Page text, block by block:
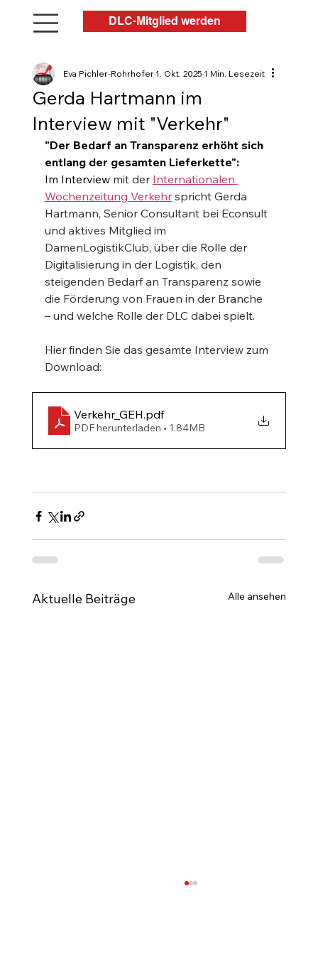
DLC-Mitglied werden
Gerda Hartmann im
Interview mit "Verkehr"
Eva Pichler-Rohrhofer1. Okt. 20251 Min. Lesezeit
"Der Bedarf an Transparenz erhöht sich
entlang der gesamten Lieferkette":
Im Interview mit der Internationalen
Wochenzeitung Verkehr spricht Gerda
Hartmann, Senior Consultant bei Econsult
und aktives Mitglied im
DamenLogistikClub, über die Rolle der
Digitalisierung in der Logistik, den
steigenden Bedarf an Transparenz sowie
die Förderung von Frauen in der Branche
– und welche Rolle der DLC dabei spielt.
Hier finden Sie das gesamte Interview zum
Download:
Verkehr_GEH.pdf
PDF herunterladen • 1.84MB
Aktuelle Beiträge Alle ansehen